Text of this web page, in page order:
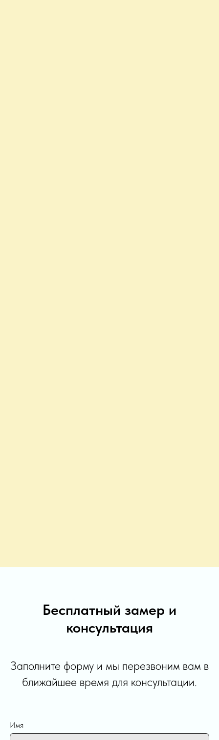
Бесплатный замер и
консультация
Заполните форму и мы перезвоним вам в
ближайшее время для консультации.
Имя